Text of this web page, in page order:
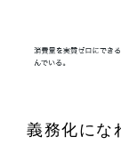
義務化にな